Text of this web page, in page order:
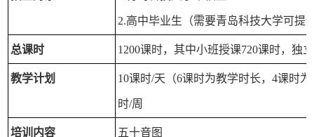
2.高中毕业生（需要青岛科技大学可提
总课时 1200课时，其中小班授课720课时，独
教学计划 10课时/天（6课时为教学时长，4课时
时/周
培训内容 五十音图